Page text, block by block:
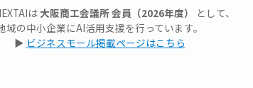
は大阪商工会議所 会員（2026年度）
として、
域の中小企業にAI活用支援を行っています。
▶ ビジネスモール掲載ページはこちら